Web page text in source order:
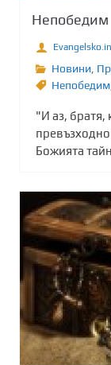
Непобедим
Новини
Непобедим
"И аз, братя,
Божията